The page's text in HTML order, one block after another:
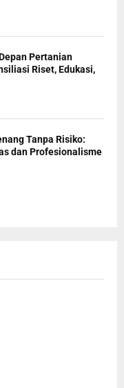
Pertanian
Riset, Edukasi,
Tanpa Risiko:
dan Profesionalisme